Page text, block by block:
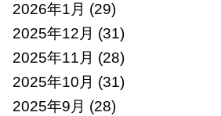
2026年1月 (29)
2025年12月 (31)
2025年11月 (28)
2025年10月 (31)
2025年9月 (28)